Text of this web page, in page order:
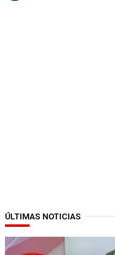
ÚLTIMAS NOTICIAS